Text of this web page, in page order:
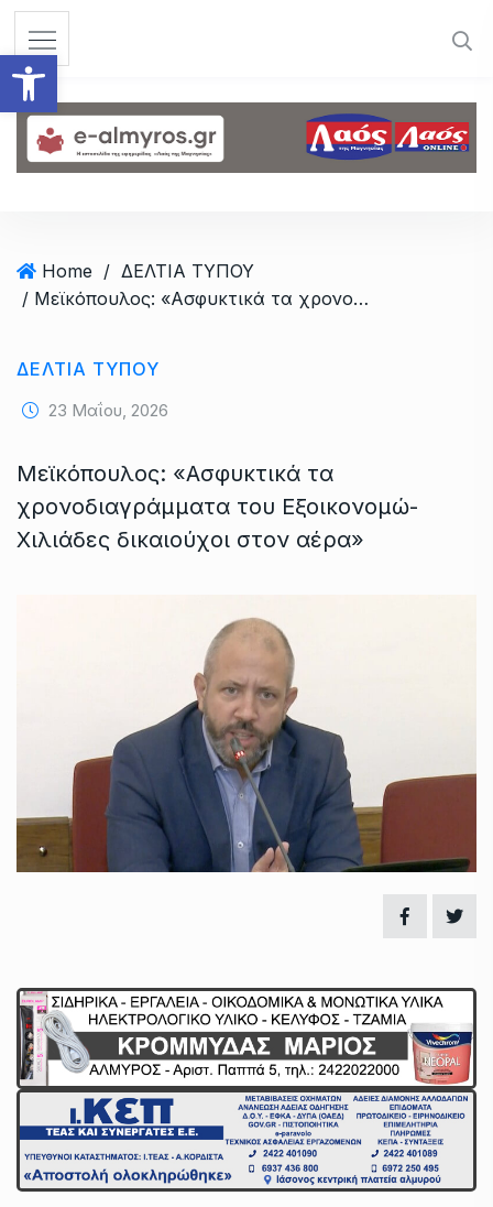
Ανοίξτε τη γραμμή
Home / ΔΕΛΤΙΑ ΤΥΠΟΥ
/ Μεϊκόπουλος: «Ασφυκτικά τα χρονοδιαγράμματα του Εξοικονομώ-Χιλιάδες δικαιούχοι στον αέρα»
ΔΕΛΤΙΑ ΤΥΠΟΥ
23 Μαΐου, 2026
Μεϊκόπουλος: «Ασφυκτικά τα
χρονοδιαγράμματα του Εξοικονομώ-
Χιλιάδες δικαιούχοι στον αέρα»